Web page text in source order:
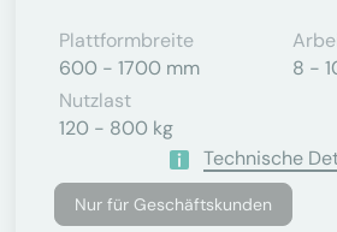
Plattformbreite
600 - 1700 mm
8 -
Nutzlast
120 - 800 kg
Technische
Nur für Geschäftskunden